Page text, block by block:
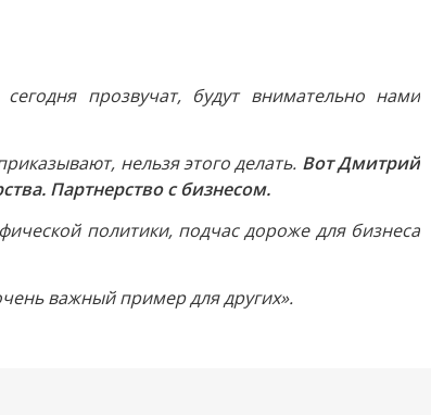
прозвучат, будут внимательно нами
нельзя этого делать. Вот Дмитрий
Партнерство с бизнесом.
политики, подчас дороже для бизнеса
важный пример для других».